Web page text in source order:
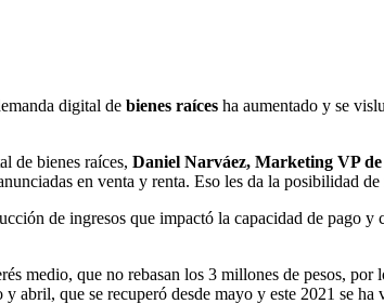
digital de bienes raíces ha aumentado y se
de bienes raíces, Daniel Narváez, Marketing VP
en venta y renta. Eso les da la posibilidad
de ingresos que impactó la capacidad de pago y
medio, que no rebasan los 3 millones de pesos,
abril, que se recuperó desde mayo y este 2021 se